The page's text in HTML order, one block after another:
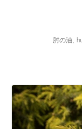
肘の油,